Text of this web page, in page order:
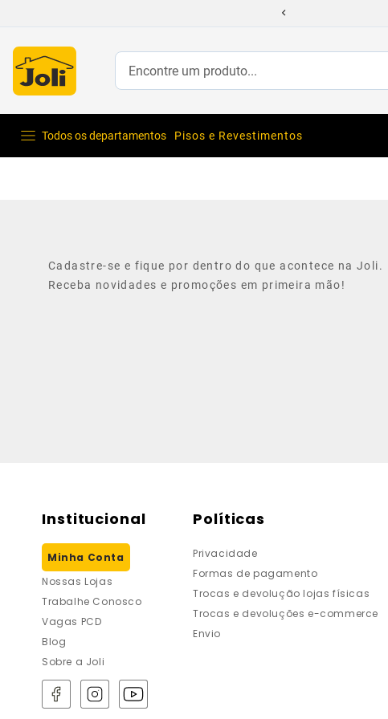
Encontre um produto...
Todos os departamentos Pisos e Revestimentos
Cadastre-se e fique por dentro do que acontece na Joli.
Receba novidades e promoções em primeira mão!
Institucional
Minha Conta
Nossas Lojas
Trabalhe Conosco
Vagas PCD
Blog
Sobre a Joli
Políticas
Privacidade
Formas de pagamento
Trocas e devolução lojas físicas
Trocas e devoluções e-commerce
Envio